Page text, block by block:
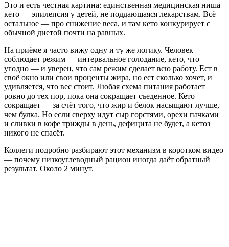
Это и есть честная картина: единственная медицинская ниша
кето — эпилепсия у детей, не поддающаяся лекарствам. Всё
остальное — про снижение веса, и там кето конкурирует с
обычной диетой почти на равных.
На приёме я часто вижу одну и ту же логику. Человек
соблюдает режим — интервальное голодание, кето, что
угодно — и уверен, что сам режим сделает всю работу. Ест в
своё окно или свои проценты жира, но ест сколько хочет, и
удивляется, что вес стоит. Любая схема питания работает
ровно до тех пор, пока она сокращает съеденное. Кето
сокращает — за счёт того, что жир и белок насыщают лучше,
чем булка. Но если сверху идут сыр горстями, орехи пачками
и сливки в кофе трижды в день, дефицита не будет, а кетоз
никого не спасёт.
Коллеги подробно разбирают этот механизм в коротком видео
— почему низкоуглеводный рацион иногда даёт обратный
результат. Около 2 минут.